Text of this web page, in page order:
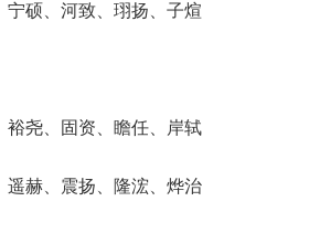
宁硕、河致、珝扬、子煊
裕尧、固资、瞻任、岸轼
遥赫、震扬、隆浤、烨治